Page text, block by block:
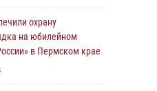
охрану
на юбилейном
в Пермском крае